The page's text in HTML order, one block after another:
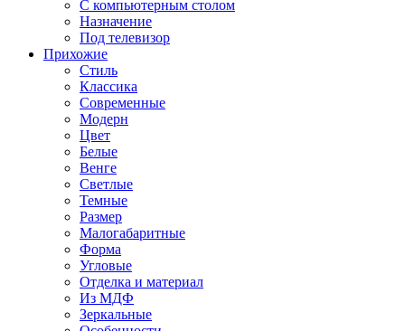
С компьютерным столом
Назначение
Под телевизор
Прихожие
Стиль
Классика
Современные
Модерн
Цвет
Белые
Венге
Светлые
Темные
Размер
Малогабаритные
Форма
Угловые
Отделка и материал
Из МДФ
Зеркальные